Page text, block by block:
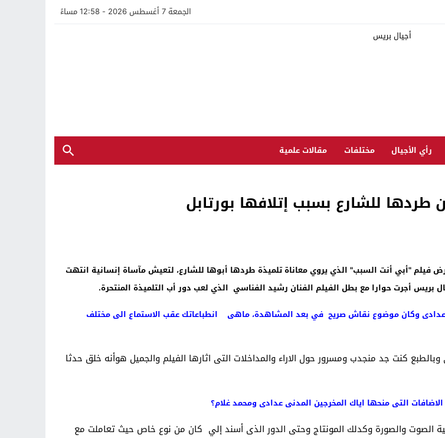
الجمعة 7 أغسطس 2026 - 12:58 مساءً
رأي الأجيال مختلفات مقالات علمية
طردها للشارع بسبب إتلافها بورتابل
فيلم "أبي أنت السبب" الذي يروي معاناة تلميذة طردها أبوها للشارع، لتعيش مآساة إنسانية انتهت
بريس أجرت حوارا مع بطل الفيلم الفنان رشيد الفناسي الذي لعب دور أب التلميذة المنتحرة.
عدادى وكان موضوع نقاش صريح في بعد المشاهدة، ماهى انطباعاتك عقب الاستماع الى مختلف
كنت جد منجدب ومسرور حول الاراء والمداخلات التى اثارها الفيلم والجميل هوأنه خلق حدثا
التى منحها اياك المخرجين المدنى عدادى ومحمد غلام؟
الصوت والصورة وكدلك المونتاج وحتى الدور الذى أسند إلي كان من نوع خاص حيث تعاملت مع